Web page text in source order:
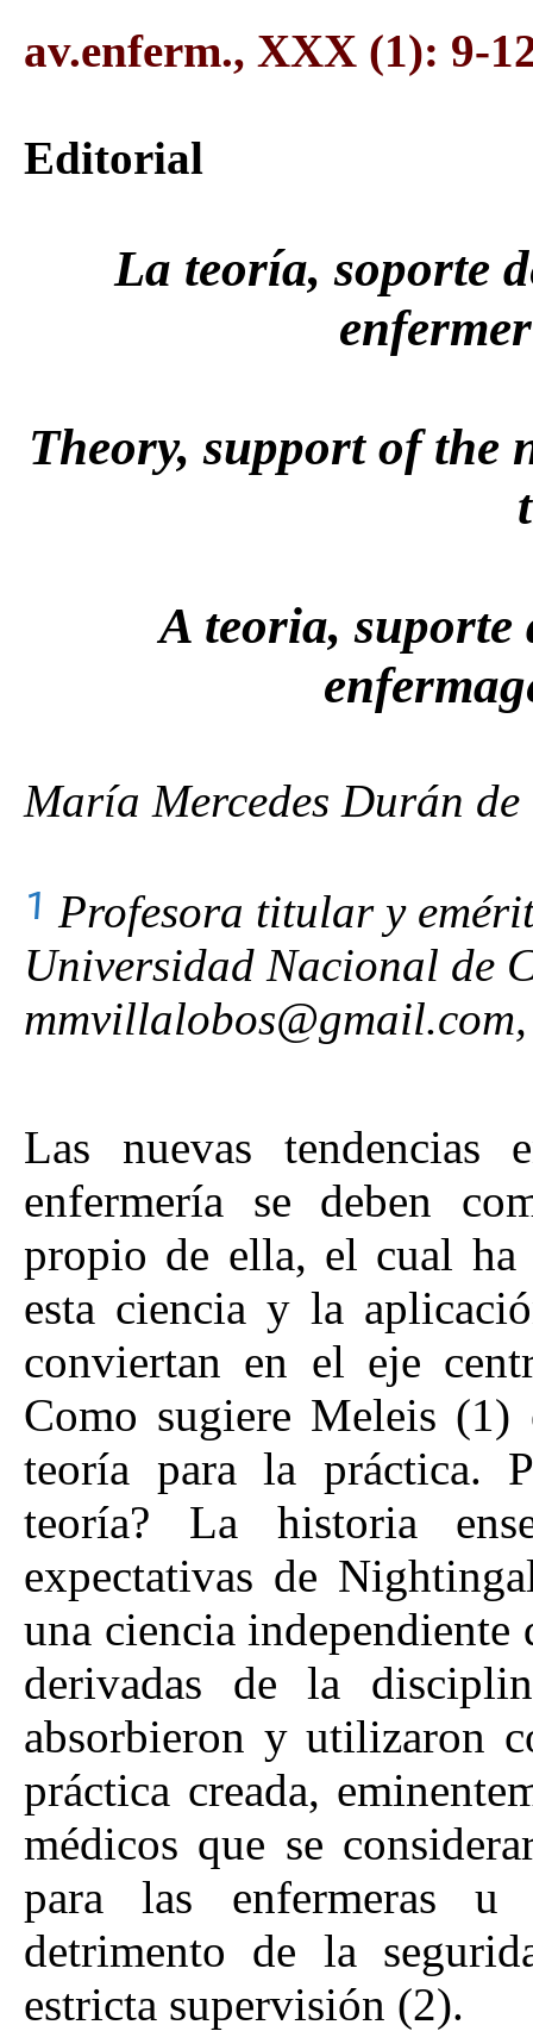
av.enferm., XXX (1): 9-
Editorial
La teoría, soporte
Theory, support of the
A teoria, suporte
María Mercedes Durán
1 Profesora titular y
Universidad Nacional de
Las nuevas
enfermería se deben
propio de ella, el cual
esta ciencia y la
conviertan en el eje
Como sugiere Meleis (1)
teoría para la práctica.
teoría? La historia
expectativas de
una ciencia
derivadas de la
absorbieron y utilizaron
práctica creada,
médicos que se
para las enfermeras u
detrimento de la
estricta supervisión (2).